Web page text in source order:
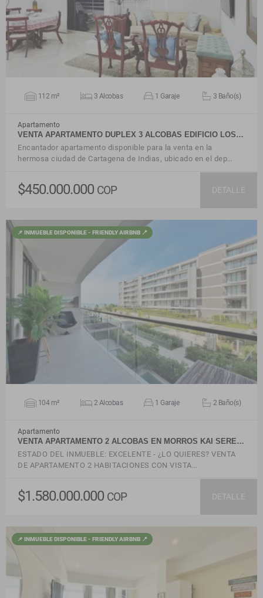
112 m² 3 Alcobas 1 Garaje 3 Baño(s)
Apartamento
VENTA APARTAMENTO DUPLEX 3 ALCOBAS EDIFICIO LOS…
Encantador apartamento disponible para la venta en la
hermosa ciudad de Cartagena de Indias, ubicado en el dep…
$450.000.000 COP DETALLE
📌 INMUEBLE DISPONIBLE - FRIENDLY AIRBNB 📍
VER DETALLES
104 m² 2 Alcobas 1 Garaje 2 Baño(s)
Apartamento
VENTA APARTAMENTO 2 ALCOBAS EN MORROS KAI SERE…
ESTADO DEL INMUEBLE: EXCELENTE - ¿LO QUIERES? VENTA
DE APARTAMENTO 2 HABITACIONES CON VISTA…
$1.580.000.000 COP DETALLE
📌 INMUEBLE DISPONIBLE - FRIENDLY AIRBNB 📍